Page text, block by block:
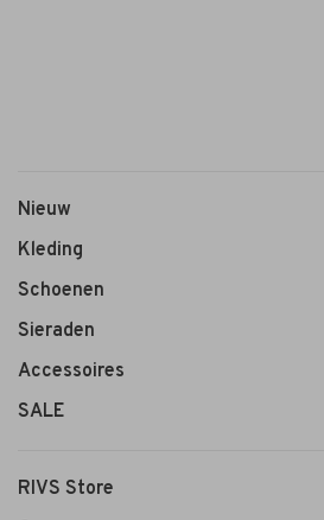
Nieuw
Kleding
Schoenen
Sieraden
Accessoires
SALE
RIVS Store